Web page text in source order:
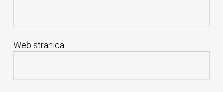
Web stranica